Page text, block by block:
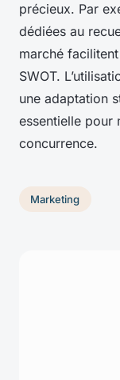
précieux. Par
dédiées au
marché
SWOT.
une adaptation
essentielle pour
concurrence.
Marketing